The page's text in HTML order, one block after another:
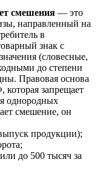
смешения — это
направленный на
в
знак с
(словесные,
до степени
Правовая основа
которая запрещает
однородных
смешение, он
продукции);
до 500 тысяч за